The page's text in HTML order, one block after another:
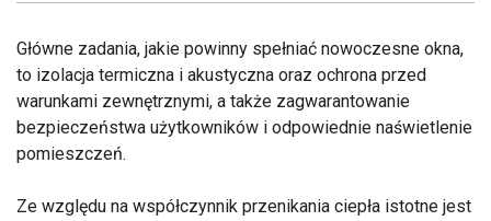
Główne zadania, jakie powinny spełniać nowoczesne okna,
to izolacja termiczna i akustyczna oraz ochrona przed
warunkami zewnętrznymi, a także zagwarantowanie
bezpieczeństwa użytkowników i odpowiednie naświetlenie
pomieszczeń.
Ze względu na współczynnik przenikania ciepła istotne jest